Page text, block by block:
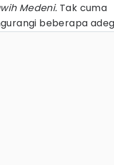
Medeni. Tak cuma
beberapa